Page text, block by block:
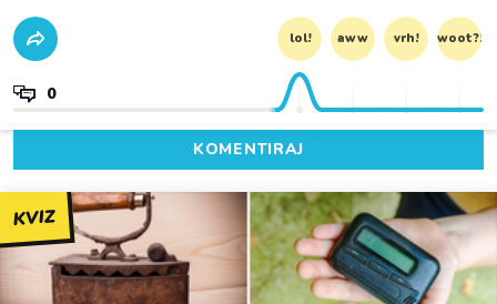
lol! aww vrh! woot?!
0
KOMENTIRAJ
KVIZ